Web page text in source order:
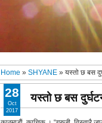
Home »SHYANE »यस्तो छ बस
यस्तो छ बस
28
Oct
2017